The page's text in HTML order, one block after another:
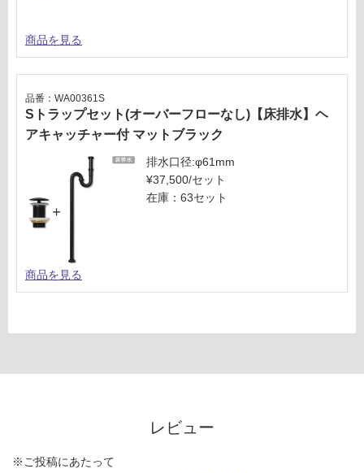
商品を見る
Sトラップセット(オーバーフローなし)【床排水】ヘ
アキャッチャー付 マットブラック
品番：WA00361S
排水口径:φ61mm
¥37,500/セット
在庫：63セット
商品を見る
レビュー
※ご投稿にあたって